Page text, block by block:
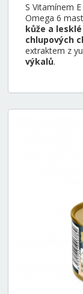
S Vitamínem E
Omega 6
kůže a
chlupových
extraktem z
výkalů.